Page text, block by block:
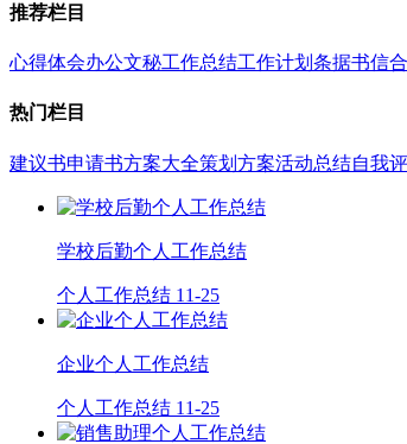
推荐栏目
心得体会办公文秘工作总结工作计划 条据书信
热门栏目
建议书申请书方案大全策划方案活动总结自我
学校后勤个人工作总结
个人工作总结 11-25
企业个人工作总结
个人工作总结 11-25